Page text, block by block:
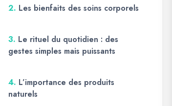
2. Les bienfaits des soins corporels
3. Le rituel du quotidien : des
gestes simples mais puissants
4. L’importance des produits
naturels